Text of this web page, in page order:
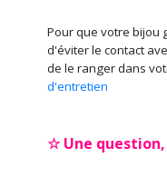
Pour que votre bijou
d'éviter le contact
de le ranger dans
d'entretien
☆ Une